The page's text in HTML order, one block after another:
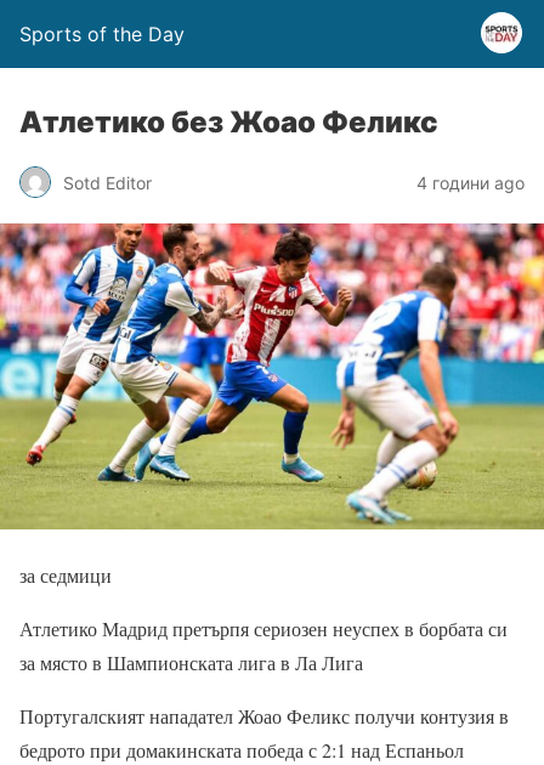
Sports of the Day
Атлетико без Жоао Феликс
Sotd Editor 4 години ago
за седмици
Атлетико Мадрид претърпя сериозен неуспех в борбата си
за място в Шампионската лига в Ла Лига
Португалският нападател Жоао Феликс получи контузия в
бедрото при домакинската победа с 2:1 над Еспаньол